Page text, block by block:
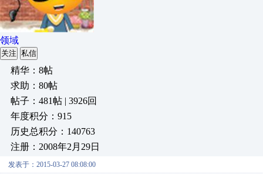
领域
关注 私信
精华：8帖
求助：80帖
帖子：481帖 | 3926回
年度积分：915
历史总积分：140763
注册：2008年2月29日
发表于：2015-03-27 08:08:00